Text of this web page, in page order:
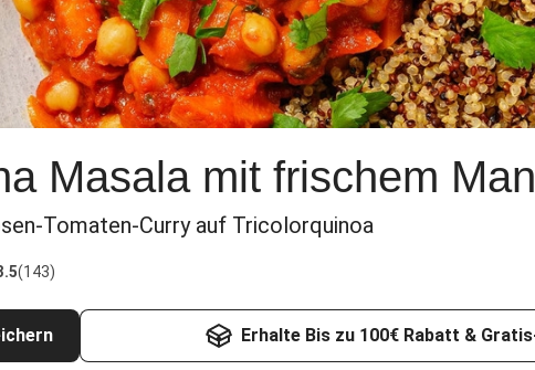
Masala mit frischem
Tomaten-Curry auf Tricolorquinoa
(143)
Erhalte Bis zu 100€ Rabatt &